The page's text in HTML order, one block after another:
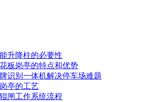
升降柱的必要性
板岗亭的特点和优势
识别一体机解决停车场难题
亭的工艺
闸工作系统流程